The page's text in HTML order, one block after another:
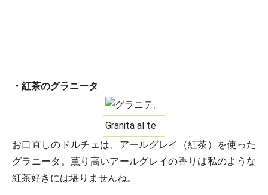
・紅茶のグラニータ
Granita al te
お口直しのドルチェは、アールグレイ（紅茶）を使った
グラニータ。薫り高いアールグレイの香りは私のような
紅茶好きには堪りませんね。